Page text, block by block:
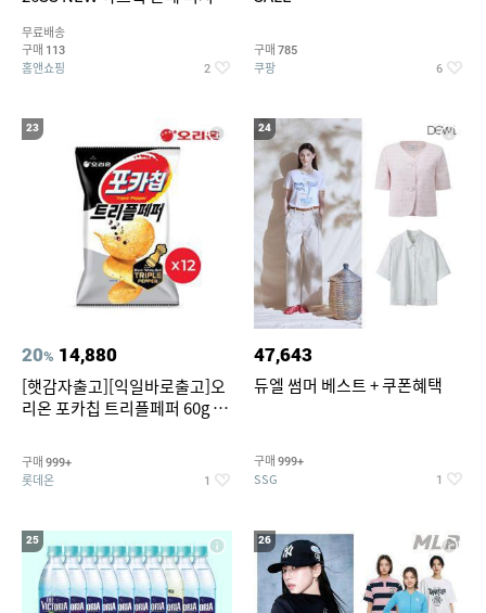
무료배송
구매 113
홈앤쇼핑 2
구매 785
쿠팡 6
23
20% 14,880
[햇감자출고][익일바로출고]오
리온 포카칩 트리플페퍼 60g 12
구매 999+
롯데온 1
24
47,643
듀엘 썸머 베스트 + 쿠폰혜택
구매 999+
SSG 1
25 26